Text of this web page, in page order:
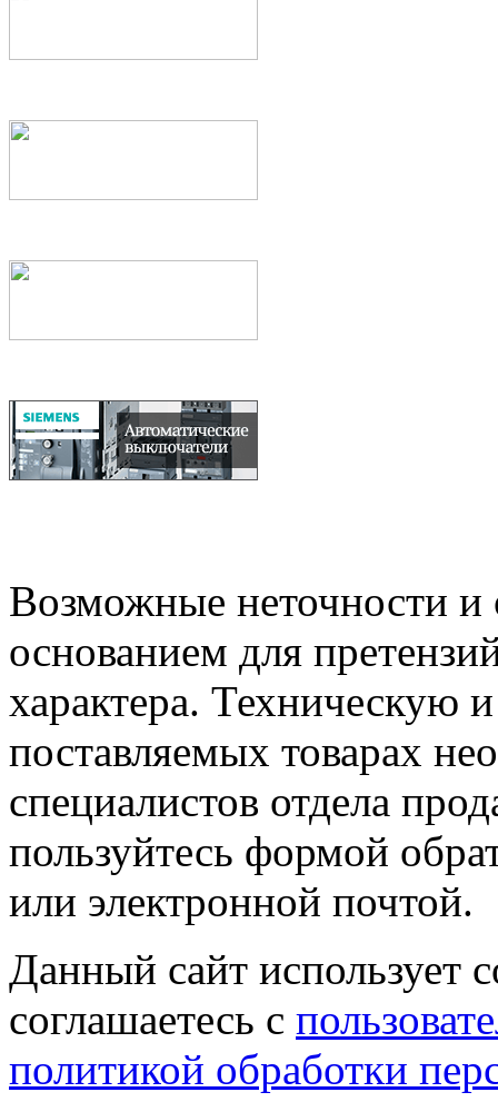
Возможные неточности и
основанием для
характера.
поставляемых товарах
специалистов отдела
пользуйтесь формой
или электронной почтой.
Данный сайт использует
соглашаетесь с
политикой обработки